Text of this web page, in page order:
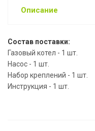
Описание
Состав поставки:
Газовый котел - 1 шт.
Насос - 1 шт.
Набор креплений - 1 шт.
Инструкция - 1 шт.